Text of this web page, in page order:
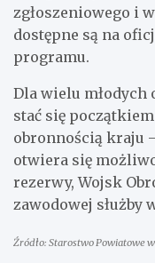
zgłoszeniowego i
dostępne są na
programu.
Dla wielu młodych
stać się
obronnością kraju
otwiera się
rezerwy, Wojsk
zawodowej służby
Źródło: Starostwo Powiatowe